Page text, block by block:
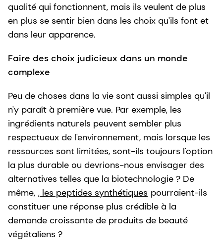
qualité qui fonctionnent, mais ils veulent de plus
en plus se sentir bien dans les choix qu'ils font et
dans leur apparence.
Faire des choix judicieux dans un monde
complexe
Peu de choses dans la vie sont aussi simples qu'il
n'y paraît à première vue. Par exemple, les
ingrédients naturels peuvent sembler plus
respectueux de l'environnement, mais lorsque les
ressources sont limitées, sont-ils toujours l'option
la plus durable ou devrions-nous envisager des
alternatives telles que la biotechnologie ? De
même, , les peptides synthétiques pourraient-ils
constituer une réponse plus crédible à la
demande croissante de produits de beauté
végétaliens ?